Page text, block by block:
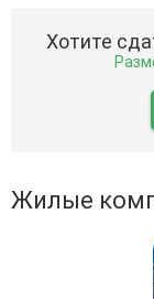
Хотите
Жилые